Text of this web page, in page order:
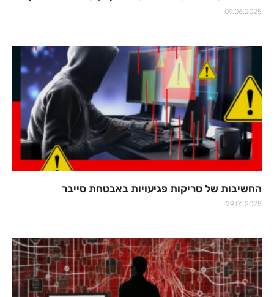
09.06.2025
החשיבות של סריקות פגיעויות באבטחת סייבר
29.01.2025